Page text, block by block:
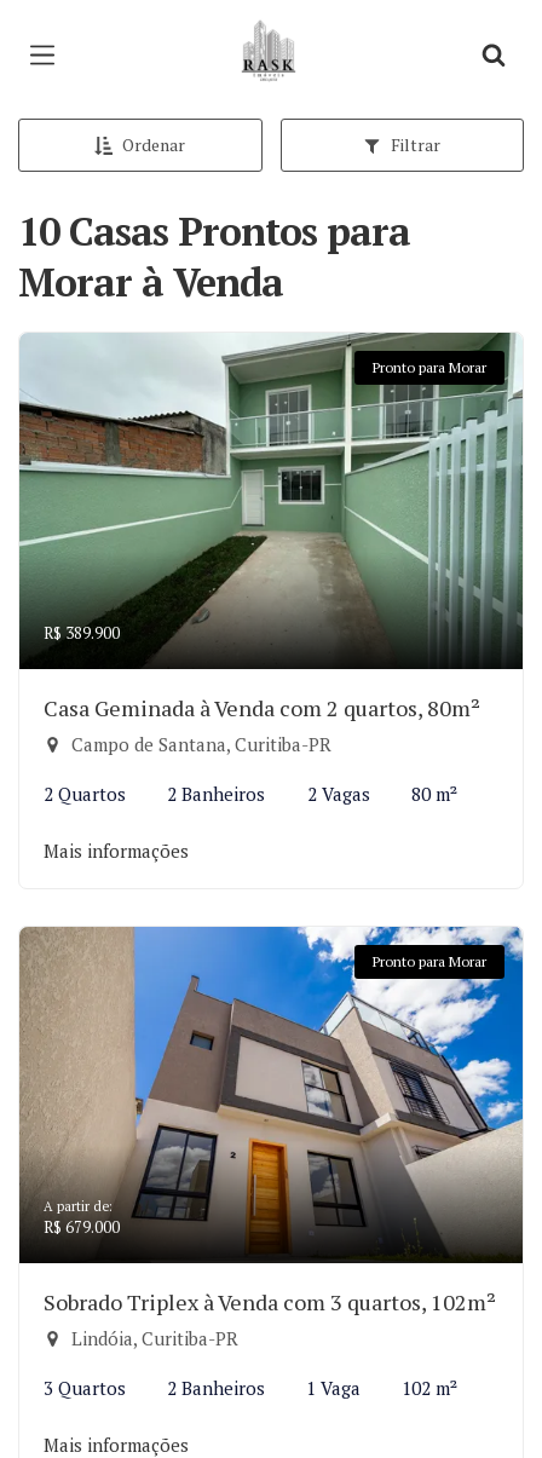
Página inicial
Ordenar Filtrar
10 Casas Prontos para
Morar à Venda
Pronto para Morar
R$ 389.900
Casa Geminada à Venda com 2 quartos, 80m²
Campo de Santana, Curitiba-PR
2 Quartos 2 Banheiros 2 Vagas 80 m²
Mais informações
Pronto para Morar
A partir de:
R$ 679.000
Sobrado Triplex à Venda com 3 quartos, 102m²
Lindóia, Curitiba-PR
3 Quartos 2 Banheiros 1 Vaga 102 m²
Mais informações